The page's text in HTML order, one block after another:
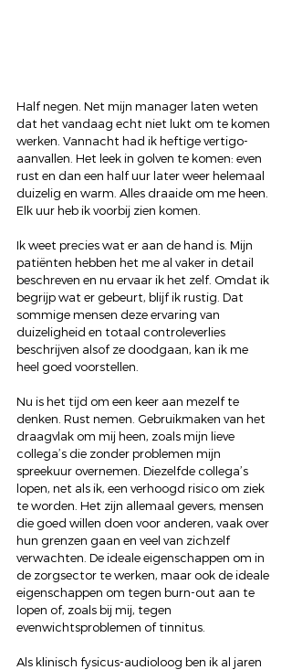
Half negen. Net mijn manager laten weten
dat het vandaag echt niet lukt om te komen
werken. Vannacht had ik heftige vertigo-
aanvallen. Het leek in golven te komen: even
rust en dan een half uur later weer helemaal
duizelig en warm. Alles draaide om me heen.
Elk uur heb ik voorbij zien komen.
Ik weet precies wat er aan de hand is. Mijn
patiënten hebben het me al vaker in detail
beschreven en nu ervaar ik het zelf. Omdat ik
begrijp wat er gebeurt, blijf ik rustig. Dat
sommige mensen deze ervaring van
duizeligheid en totaal controleverlies
beschrijven alsof ze doodgaan, kan ik me
heel goed voorstellen.
Nu is het tijd om een keer aan mezelf te
denken. Rust nemen. Gebruikmaken van het
draagvlak om mij heen, zoals mijn lieve
collega’s die zonder problemen mijn
spreekuur overnemen. Diezelfde collega’s
lopen, net als ik, een verhoogd risico om ziek
te worden. Het zijn allemaal gevers, mensen
die goed willen doen voor anderen, vaak over
hun grenzen gaan en veel van zichzelf
verwachten. De ideale eigenschappen om in
de zorgsector te werken, maar ook de ideale
eigenschappen om tegen burn-out aan te
lopen of, zoals bij mij, tegen
evenwichtsproblemen of tinnitus.
Als klinisch fysicus-audioloog ben ik al jaren